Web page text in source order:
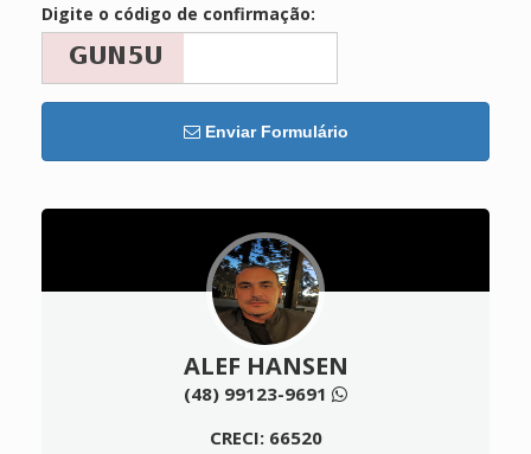
Digite o código de confirmação:
Enviar Formulário
ALEF HANSEN
(48) 99123-9691
CRECI: 66520